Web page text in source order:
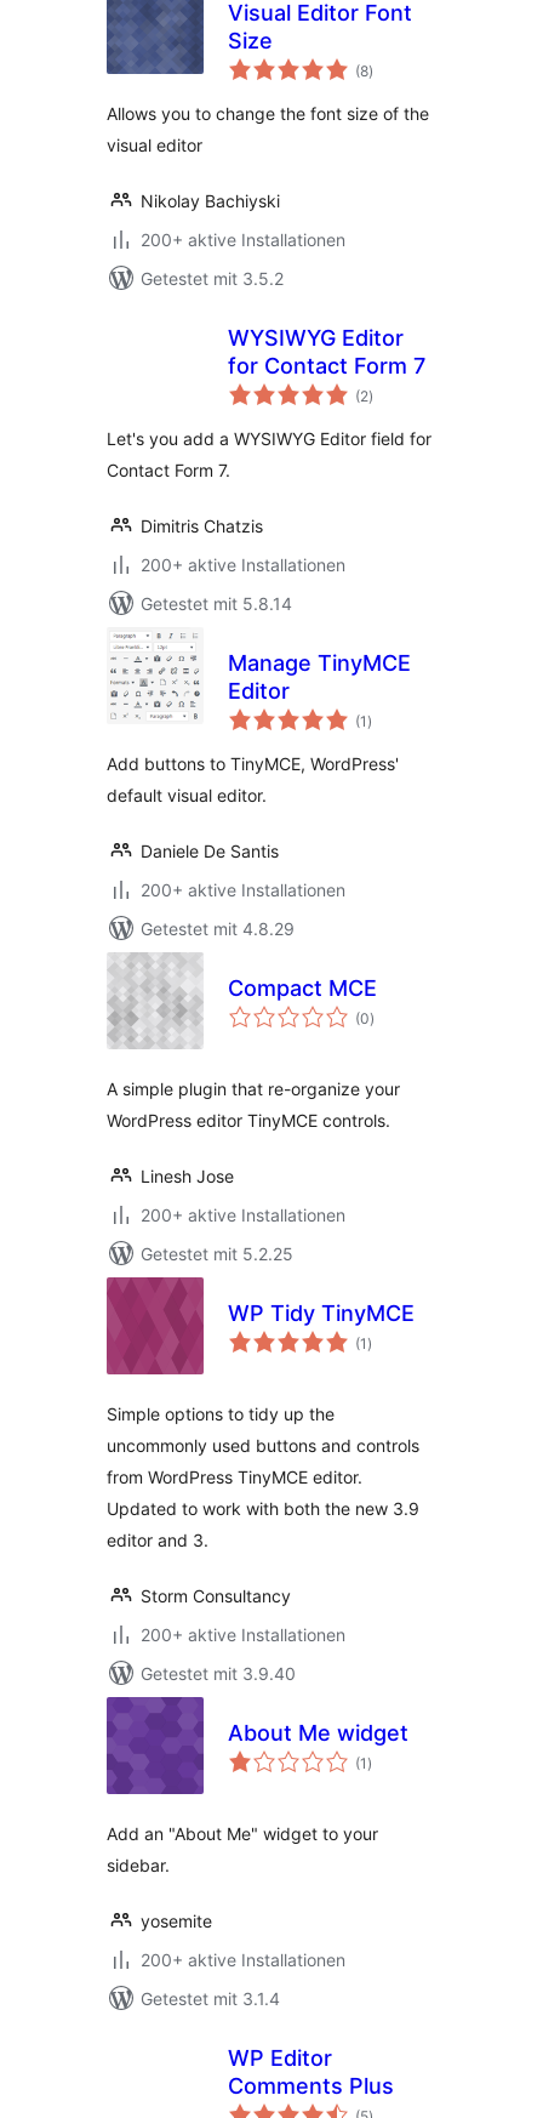
Visual Editor Font
Size
(8Bewertungen
insgesamt
)
Allows you to change the font size of the
visual editor
Nikolay Bachiyski
200+ aktive Installationen
Getestet mit 3.5.2
WYSIWYG Editor
for Contact Form 7
(2Bewertungen
insgesamt
)
Let's you add a WYSIWYG Editor field for
Contact Form 7.
Dimitris Chatzis
200+ aktive Installationen
Getestet mit 5.8.14
Manage TinyMCE
Editor
(1 Bewertungen
insgesamt
)
Add buttons to TinyMCE, WordPress'
default visual editor.
Daniele De Santis
200+ aktive Installationen
Getestet mit 4.8.29
Compact MCE
(0Bewertungen
insgesamt
)
A simple plugin that re-organize your
WordPress editor TinyMCE controls.
Linesh Jose
200+ aktive Installationen
Getestet mit 5.2.25
WP Tidy TinyMCE
(1 Bewertungen
insgesamt
)
Simple options to tidy up the
uncommonly used buttons and controls
from WordPress TinyMCE editor.
Updated to work with both the new 3.9
editor and 3.
Storm Consultancy
200+ aktive Installationen
Getestet mit 3.9.40
About Me widget
(1 Bewertungen
insgesamt
)
Add an "About Me" widget to your
sidebar.
yosemite
200+ aktive Installationen
Getestet mit 3.1.4
WP Editor
Comments Plus
Bewertungen